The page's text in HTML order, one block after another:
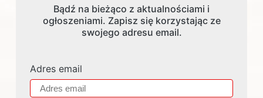
Bądź na bieżąco z aktualnościami i
ogłoszeniami. Zapisz się korzystając ze
swojego adresu email.
Adres email